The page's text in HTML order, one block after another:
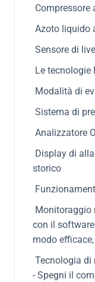
Compressore
Azoto liquido
Sensore di
Le
Modalità di
Sistema di
Analizzatore
Display di
storico
Monitoraggio
con il
modo
Tecnologia di
- Spegni il